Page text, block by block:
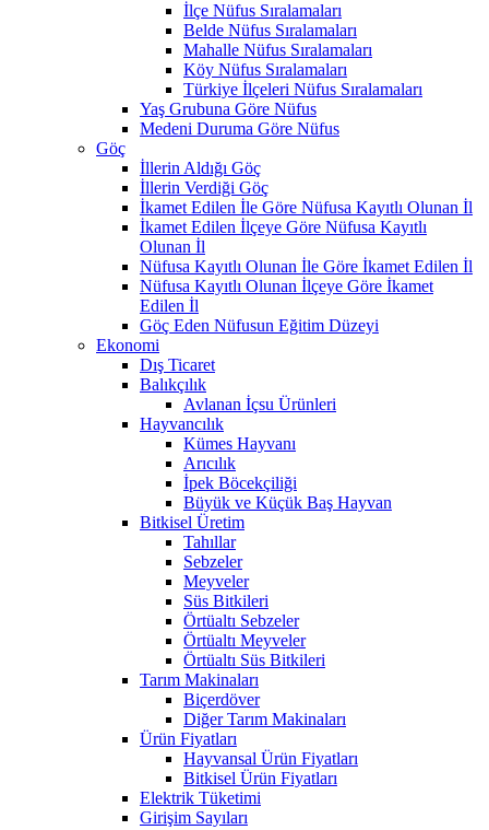
İlçe Nüfus Sıralamaları
Belde Nüfus Sıralamaları
Mahalle Nüfus Sıralamaları
Köy Nüfus Sıralamaları
Türkiye İlçeleri Nüfus Sıralamaları
Yaş Grubuna Göre Nüfus
Medeni Duruma Göre Nüfus
Göç
İllerin Aldığı Göç
İllerin Verdiği Göç
İkamet Edilen İle Göre Nüfusa Kayıtlı Olunan İl
İkamet Edilen İlçeye Göre Nüfusa Kayıtlı
Olunan İl
Nüfusa Kayıtlı Olunan İle Göre İkamet Edilen İl
Nüfusa Kayıtlı Olunan İlçeye Göre İkamet
Edilen İl
Göç Eden Nüfusun Eğitim Düzeyi
Ekonomi
Dış Ticaret
Balıkçılık
Avlanan İçsu Ürünleri
Hayvancılık
Kümes Hayvanı
Arıcılık
İpek Böcekçiliği
Büyük ve Küçük Baş Hayvan
Bitkisel Üretim
Tahıllar
Sebzeler
Meyveler
Süs Bitkileri
Örtüaltı Sebzeler
Örtüaltı Meyveler
Örtüaltı Süs Bitkileri
Tarım Makinaları
Biçerdöver
Diğer Tarım Makinaları
Ürün Fiyatları
Hayvansal Ürün Fiyatları
Bitkisel Ürün Fiyatları
Elektrik Tüketimi
Girişim Sayıları